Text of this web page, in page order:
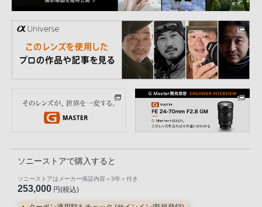
ソニーストアで購入すると
ソニーストアはメーカー保証内容 ＜3年＞ 付き
253,000 円(税込)